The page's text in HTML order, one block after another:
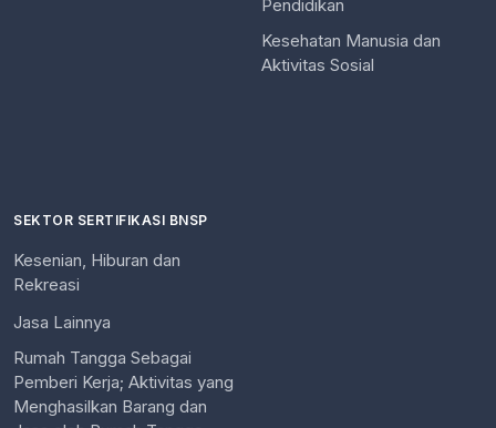
Pendidikan
Kesehatan Manusia dan
Aktivitas Sosial
SEKTOR SERTIFIKASI BNSP
Kesenian, Hiburan dan
Rekreasi
Jasa Lainnya
Rumah Tangga Sebagai
Pemberi Kerja; Aktivitas yang
Menghasilkan Barang dan